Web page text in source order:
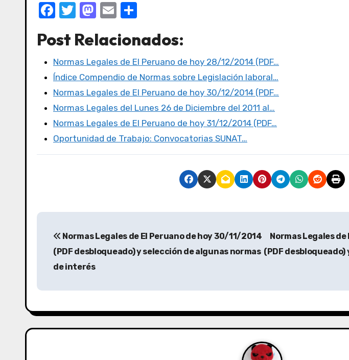
F
c
e
b
o
o
k
T
it
te
r
M
st
o
d
o
n
E
ail m
p
ar
tir
Post Relacionados:
Normas Legales de El Peruano de hoy 28/12/2014 (PDF…
Índice Compendio de Normas sobre Legislación laboral…
Normas Legales de El Peruano de hoy 30/12/2014 (PDF…
Normas Legales del Lunes 26 de Diciembre del 2011 al…
Normas Legales de El Peruano de hoy 31/12/2014 (PDF…
Oportunidad de Trabajo: Convocatorias SUNAT…
Normas Legales de El Peruano de hoy 30/11/2014
(PDF desbloqueado) y selección de algunas normas
de interés
Normas Legales
(PDF